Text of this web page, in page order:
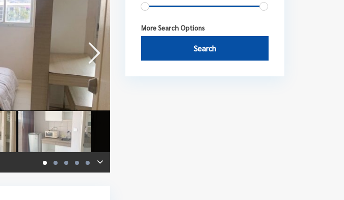
More Search Options
Search